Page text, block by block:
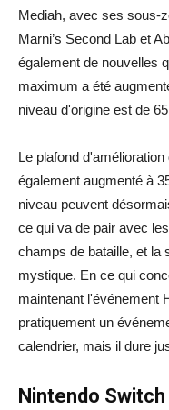
Mediah, avec ses sous-
Marni’s Second Lab et
également de nouvelles
maximum a été
niveau d'origine est de
Le plafond
également augmenté à
niveau peuvent
ce qui va de pair avec
champs de bataille, et la
mystique. En ce qui
maintenant l'événement
pratiquement un
calendrier, mais il dure
Nintendo